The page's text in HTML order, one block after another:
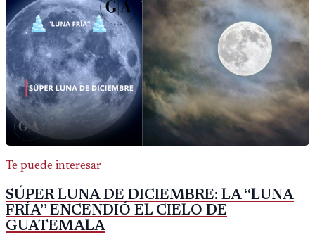
Te puede interesar
SÚPER LUNA DE DICIEMBRE: LA “LUNA
FRÍA” ENCENDIÓ EL CIELO DE
GUATEMALA